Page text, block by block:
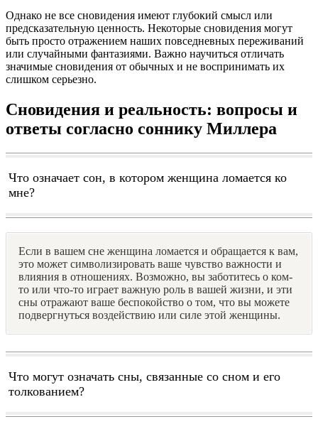
Однако не все сновидения имеют глубокий смысл или
предсказательную ценность. Некоторые сновидения могут
быть просто отражением наших повседневных переживаний
или случайными фантазиями. Важно научиться отличать
значимые сновидения от обычных и не воспринимать их
слишком серьезно.
Сновидения и реальность: вопросы и
ответы согласно соннику Миллера
Что означает сон, в котором женщина ломается ко
мне?
Если в вашем сне женщина ломается и обращается к вам,
это может символизировать ваше чувство важности и
влияния в отношениях. Возможно, вы заботитесь о ком-
то или что-то играет важную роль в вашей жизни, и эти
сны отражают ваше беспокойство о том, что вы можете
подвергнуться воздействию или силе этой женщины.
Что могут означать сны, связанные со сном и его
толкованием?